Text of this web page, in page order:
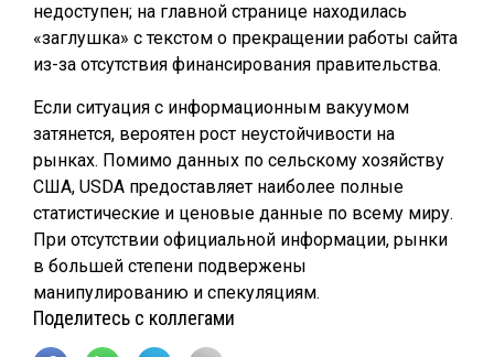
недоступен; на главной странице находилась
«заглушка» с текстом о прекращении работы сайта
из-за отсутствия финансирования правительства.
Если ситуация с информационным вакуумом
затянется, вероятен рост неустойчивости на
рынках. Помимо данных по сельскому хозяйству
США, USDA предоставляет наиболее полные
статистические и ценовые данные по всему миру.
При отсутствии официальной информации, рынки
в большей степени подвержены
манипулированию и спекуляциям.
Поделитесь с коллегами